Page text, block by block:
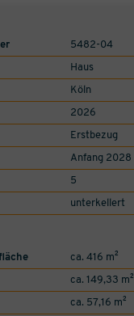
5482-04
Haus
Köln
2026
Erstbezug
Anfang 2028
5
unterkellert
ca. 416 m²
ca. 149,33 m²
ca. 57,16 m²